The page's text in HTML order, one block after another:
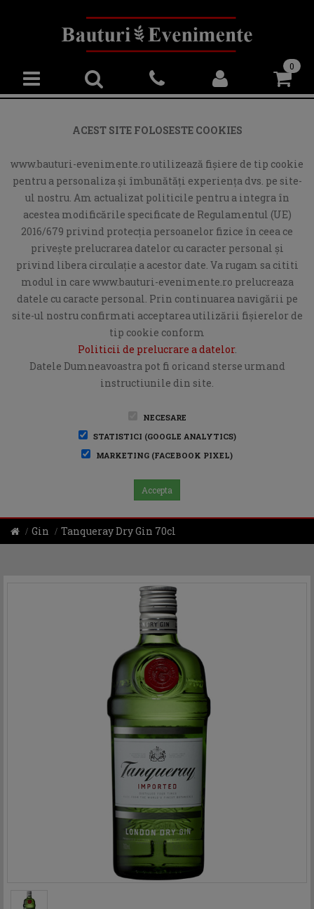
0
ACEST SITE FOLOSESTE COOKIES
www.bauturi-evenimente.ro utilizează fişiere de tip cookie
pentru a personaliza și îmbunătăți experiența dvs. pe site-
ul nostru. Am actualizat politicile pentru a integra în
acestea modificările specificate de Regulamentul (UE)
2016/679 privind protecția persoanelor fizice în ceea ce
privește prelucrarea datelor cu caracter personal și
privind libera circulație a acestor date. Va rugam sa cititi
modul in care www.bauturi-evenimente.ro prelucreaza
datele cu caracte personal. Prin continuarea navigării pe
site-ul nostru confirmati acceptarea utilizării fişierelor de
tip cookie conform
Politicii de prelucrare a datelor.
Datele Dumneavoastra pot fi oricand sterse urmand
instructiunile din site.
NECESARE
STATISTICI (GOOGLE ANALYTICS)
MARKETING (FACEBOOK PIXEL)
Accepta
Gin Tanqueray Dry Gin 70cl